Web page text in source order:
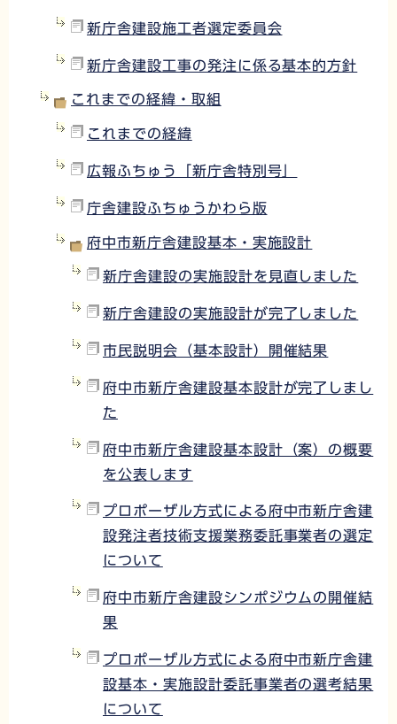
新庁舎建設施工者選定委員会
新庁舎建設工事の発注に係る基本的方針
これまでの経緯・取組
これまでの経緯
広報ふちゅう「新庁舎特別号」
庁舎建設ふちゅうかわら版
府中市新庁舎建設基本・実施設計
新庁舎建設の実施設計を見直しました
新庁舎建設の実施設計が完了しました
市民説明会（基本設計）開催結果
府中市新庁舎建設基本設計が完了しまし
た
府中市新庁舎建設基本設計（案）の概要
を公表します
プロポーザル方式による府中市新庁舎建
設発注者技術支援業務委託事業者の選定
について
府中市新庁舎建設シンポジウムの開催結
果
プロポーザル方式による府中市新庁舎建
設基本・実施設計委託事業者の選考結果
について